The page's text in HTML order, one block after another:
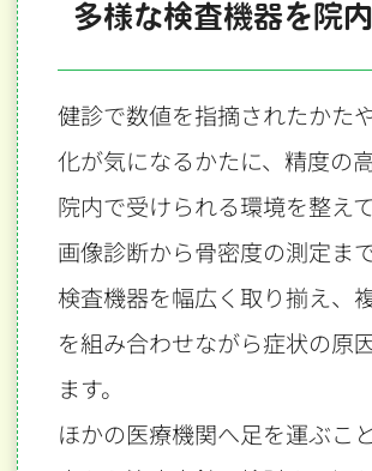
多様な検査機器を院
健診で数値を指摘されたかた
化が気になるかたに、 精度の
院内で受けられる環境を整えて
画像診断から骨密度の測定ま
検査機器を幅広く取り揃え、
を組み合わせながら症状の原
ます。
ほかの医療機関へ足を運ぶこ